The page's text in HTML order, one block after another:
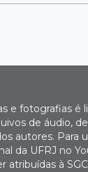
e fotografias é
de áudio,
autores. Para
da UFRJ no
atribuídas à